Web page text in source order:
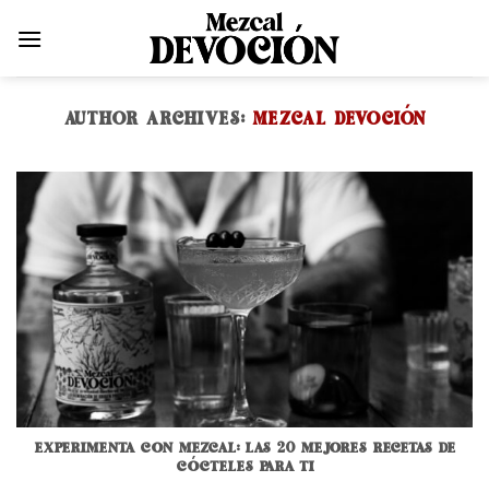
AUTHOR ARCHIVES:MEZCAL DEVOCIÓN
EXPERIMENTA CON MEZCAL: LAS 20 MEJORES RECETAS DE
CÓCTELES PARA TI